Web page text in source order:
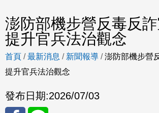
澎防部機步營反毒反
提升官兵法治觀念
首頁 /最新消息 / 新聞報導 /澎防部機步營
提升官兵法治觀念
發布日期:2026/07/03